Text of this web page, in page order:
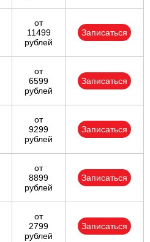
от
11499
рублей
Записаться
от
6599
рублей
Записаться
от
9299
рублей
Записаться
от
8899
рублей
Записаться
от
2799
рублей
Записаться